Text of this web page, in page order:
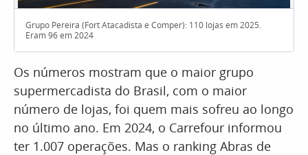
Grupo Pereira (Fort Atacadista e Comper): 110 lojas em 2025.
Eram 96 em 2024
Os números mostram que o maior grupo
supermercadista do Brasil, com o maior
número de lojas, foi quem mais sofreu ao longo
no último ano. Em 2024, o Carrefour informou
ter 1.007 operações. Mas o ranking Abras de